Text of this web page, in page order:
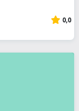
0,0